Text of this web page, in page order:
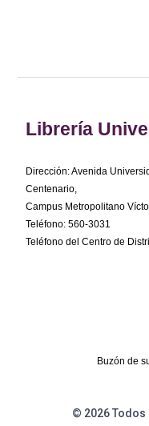
Librería
Dirección: Avenida
Centenario,
Campus Metropolitano
Teléfono: 560-3031
Teléfono del Centro de
Buzón de
© 2026 Todos